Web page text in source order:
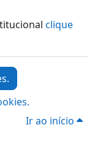
clique
Ir ao início